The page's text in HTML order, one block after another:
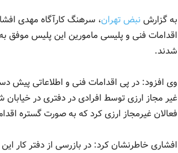
به گزارش نبض تهران، سرهنگ کارآگاه مهدی
اقدامات فنی و پلیسی مامورین این پلیس موفق
شدند.
وی افزود: در پی اقدامات فنی و اطلاعاتی پیش
فعالان غیرمجاز ارزی کرد که به صورت گستره
افشاری خاطرنشان کرد: در بازرسی از دفتر کار این